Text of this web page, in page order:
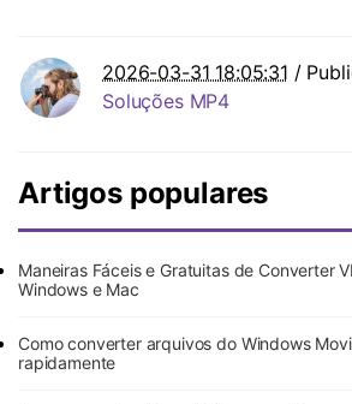
2026-03-31 18:05:31 /
Soluções MP4
Artigos populares
Maneiras Fáceis e Gratuitas de Converter
Windows e Mac
Como converter arquivos do Windows
rapidamente